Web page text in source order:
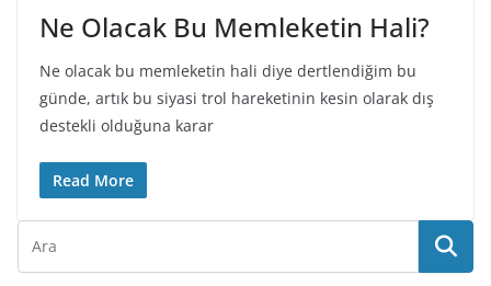
Ne Olacak Bu Memleketin Hali?
Ne olacak bu memleketin hali diye dertlendiğim bu
günde, artık bu siyasi trol hareketinin kesin olarak dış
destekli olduğuna karar
Read More